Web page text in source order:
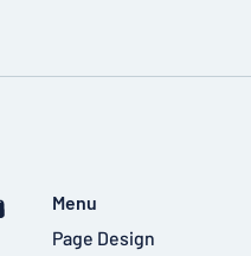
Menu
Page Design